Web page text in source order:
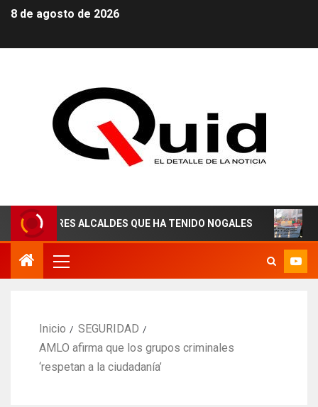
8 de agosto de 2026
ALCALDES QUE HA TENIDO NOGALES ¡AGUAS
Inicio
SEGURIDAD
AMLO afirma que los grupos criminales
‘respetan a la ciudadanía’